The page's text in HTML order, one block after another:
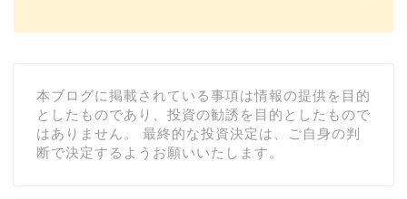
本ブログに掲載されている事項は情報の提供を目的
としたものであり、投資の勧誘を目的としたもので
はありません。 最終的な投資決定は、ご自身の判
断で決定するようお願いいたします。